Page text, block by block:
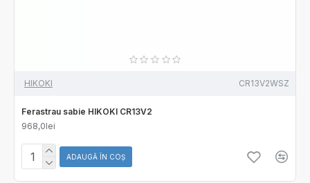
HIKOKI CR13V2WSZ
Ferastrau sabie HIKOKI CR13V2
968,0lei
ADAUGĂ ÎN COŞ